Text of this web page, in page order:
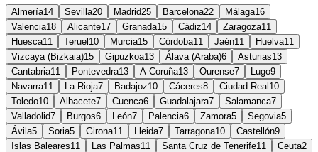
Almería14 Sevilla20 Madrid25 Barcelona22 Málaga16
Valencia18 Alicante17 Granada15 Cádiz14 Zaragoza11
Huesca11 Teruel 10 Murcia15 Córdoba11 Jaén11 Huelva11
Vizcaya (Bizkaia)15 Gipuzkoa13 Álava (Araba)6 Asturias13
Cantabria11 Pontevedra13 A Coruña13 Ourense7 Lugo9
Navarra11 La Rioja7 Badajoz10 Cáceres8 Ciudad Real 10
Toledo10 Albacete7 Cuenca6 Guadalajara7 Salamanca7
Valladolid7 Burgos6 León7 Palencia6 Zamora5 Segovia5
Ávila5 Soria5 Girona11 Lleida7 Tarragona10 Castellón9
Islas Baleares11 Las Palmas11 Santa Cruz de Tenerife11 Ceuta2